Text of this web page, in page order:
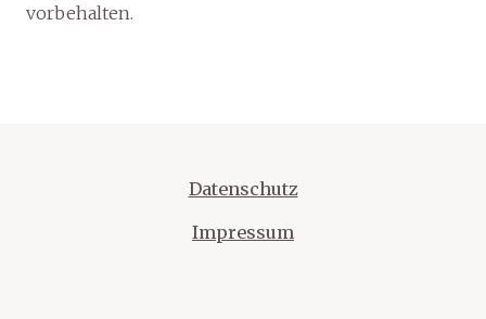
vorbehalten.
Datenschutz
Impressum